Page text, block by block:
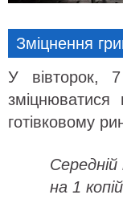
Зміцнення
У вівторок,
готівковому
на 1